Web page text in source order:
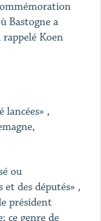
Bastogne a
rappelé Koen
lancées» ,
ou
des députés» ,
président
ce genre de